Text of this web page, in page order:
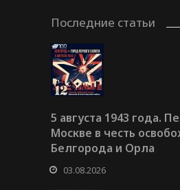
Последние статьи
5 августа 1943 года.
Москве в честь
Белгорода и Орла
03.08.2026